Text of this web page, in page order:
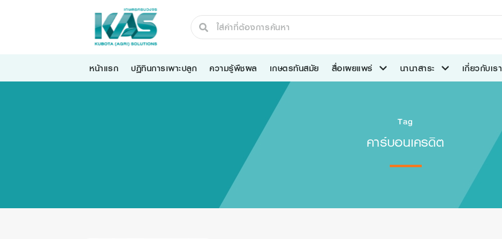
หน้าแรก ปฏิทินการเพาะปลูก ความรู้พืชผล เกษตรทันสมัย สื่อเผยแพร่ นานาสาระ เกี่ยวกับเรา
Tag
คาร์บอนเครดิต